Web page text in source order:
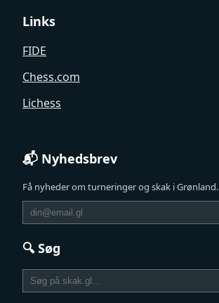
Links
FIDE
Chess.com
Lichess
📬 Nyhedsbrev
Få nyheder om turneringer og skak i Grønland.
🔍 Søg